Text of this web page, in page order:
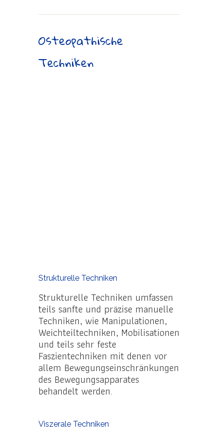
Osteopathische
Techniken
Strukturelle Techniken
Strukturelle Techniken umfassen
teils sanfte und präzise manuelle
Techniken, wie Manipulationen,
Weichteiltechniken, Mobilisationen
und teils sehr feste
Faszientechniken mit denen vor
allem Bewegungseinschränkungen
des Bewegungsapparates
behandelt werden.
Viszerale Techniken